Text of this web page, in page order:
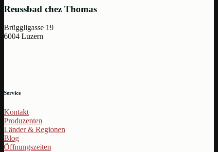
Reussbad chez Thomas
Brüggligasse 19
6004 Luzern
Service
Kontakt
Produzenten
Länder & Regionen
Blog
Öffnungszeiten